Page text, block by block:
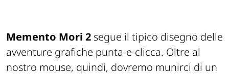
Memento Mori 2 segue il tipico disegno delle
avventure grafiche punta-e-clicca. Oltre al
nostro mouse, quindi, dovremo munirci di un